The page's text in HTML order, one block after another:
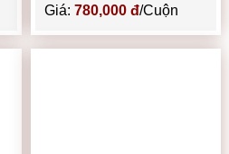
Giá: 780,000 đ/Cuộn